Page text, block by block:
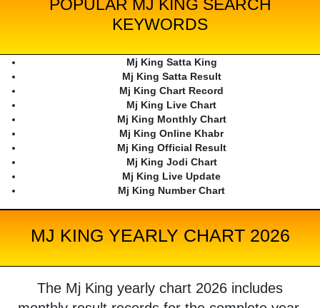
POPULAR MJ KING SEARCH
KEYWORDS
Mj King Satta King
Mj King Satta Result
Mj King Chart Record
Mj King Live Chart
Mj King Monthly Chart
Mj King Online Khabr
Mj King Official Result
Mj King Jodi Chart
Mj King Live Update
Mj King Number Chart
MJ KING YEARLY CHART 2026
The Mj King yearly chart 2026 includes